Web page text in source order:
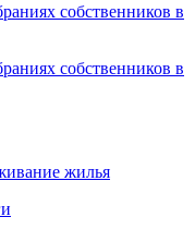
собственников в
собственников в
жилья